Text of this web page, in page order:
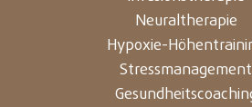
Neuraltherapie
Hypoxie-
Stressmanagement